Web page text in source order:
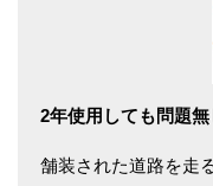
2年使用しても問題無
舗装された道路を走